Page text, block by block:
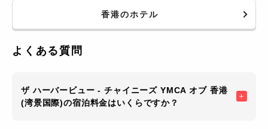
香港のホテル
よくある質問
ザ ハーバービュー - チャイニーズ YMCA オブ 香港
(湾景国際)の宿泊料金はいくらですか？